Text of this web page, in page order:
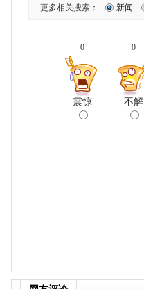
更多相关搜索： 新闻
0
震惊
0
不解